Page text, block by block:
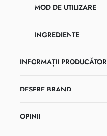
MOD DE UTILIZARE
INGREDIENTE
INFORMAȚII PRODUCĂTOR
DESPRE BRAND
OPINII